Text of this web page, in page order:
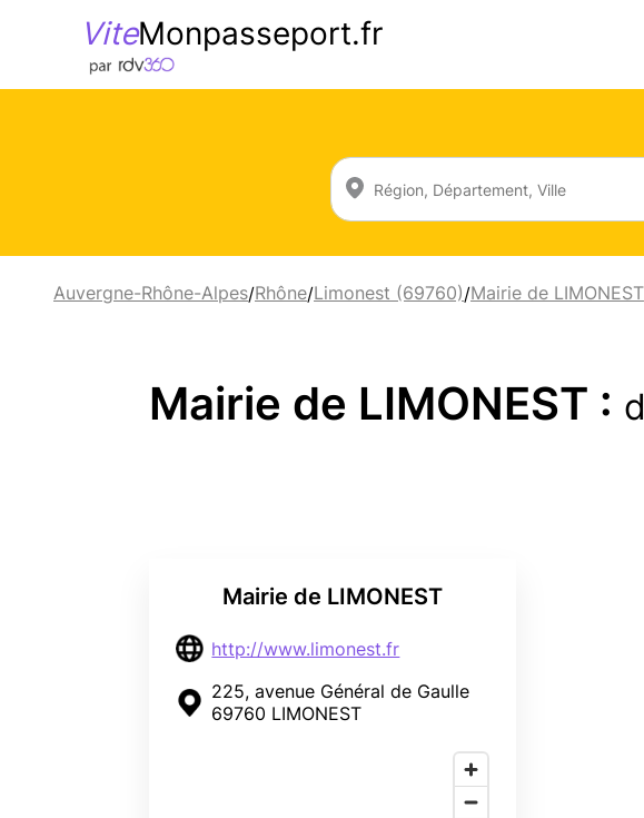
ViteMonpasseport.fr
Auvergne-Rhône-Alpes/Rhône/Limonest (69760)/Mairie de LIMONEST
Mairie de LIMONEST :
Mairie de LIMONEST
http://www.limonest.fr
225, avenue Général de Gaulle
69760 LIMONEST